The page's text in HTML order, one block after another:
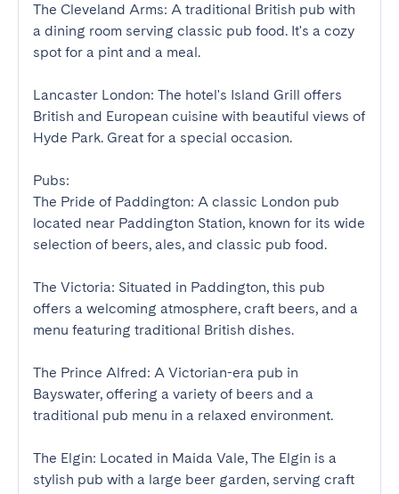
The Cleveland Arms: A traditional British pub with
a dining room serving classic pub food. It's a cozy
spot for a pint and a meal.
Lancaster London: The hotel's Island Grill offers
British and European cuisine with beautiful views of
Hyde Park. Great for a special occasion.
Pubs:
The Pride of Paddington: A classic London pub
located near Paddington Station, known for its wide
selection of beers, ales, and classic pub food.
The Victoria: Situated in Paddington, this pub
offers a welcoming atmosphere, craft beers, and a
menu featuring traditional British dishes.
The Prince Alfred: A Victorian-era pub in
Bayswater, offering a variety of beers and a
traditional pub menu in a relaxed environment.
The Elgin: Located in Maida Vale, The Elgin is a
stylish pub with a large beer garden, serving craft